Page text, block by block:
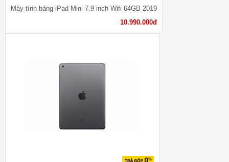
Máy tính bảng iPad Mini 7.9 inch Wifi 64GB 2019
10.990.000đ